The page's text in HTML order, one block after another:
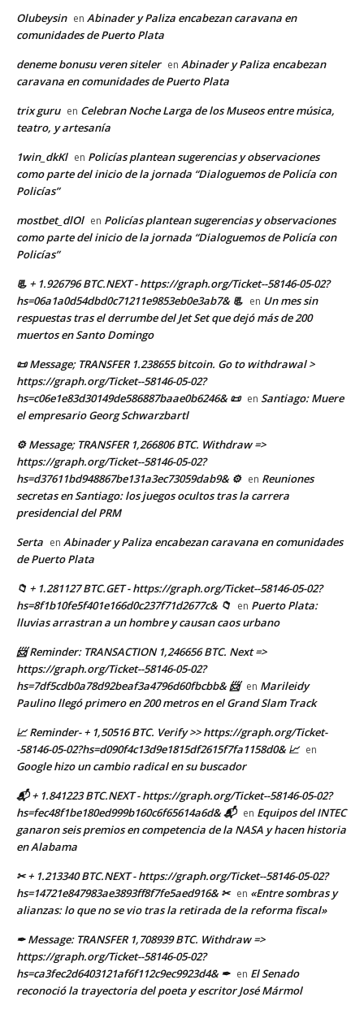
Olubeysin en Abinader y Paliza encabezan caravana en
comunidades de Puerto Plata
deneme bonusu veren siteler en Abinader y Paliza encabezan
caravana en comunidades de Puerto Plata
trix guru en Celebran Noche Larga de los Museos entre música,
teatro, y artesanía
1win_dkKl en Policías plantean sugerencias y observaciones
como parte del inicio de la jornada “Dialoguemos de Policía con
Policías”
mostbet_dlOl en Policías plantean sugerencias y observaciones
como parte del inicio de la jornada “Dialoguemos de Policía con
Policías”
📃 + 1.926796 BTC.NEXT - https://graph.org/Ticket--58146-05-02?
hs=06a1a0d54dbd0c71211e9853eb0e3ab7& 📃 en Un mes sin
respuestas tras el derrumbe del Jet Set que dejó más de 200
muertos en Santo Domingo
📜 Message; TRANSFER 1.238655 bitcoin. Go to withdrawal >
https://graph.org/Ticket--58146-05-02?
hs=c06e1e83d30149de586887baae0b6246& 📜 en Santiago: Muere
el empresario Georg Schwarzbartl
⚙ Message; TRANSFER 1,266806 BTC. Withdraw =>
https://graph.org/Ticket--58146-05-02?
hs=d37611bd948867be131a3ec73059dab9& ⚙ en Reuniones
secretas en Santiago: los juegos ocultos tras la carrera
presidencial del PRM
Serta en Abinader y Paliza encabezan caravana en comunidades
de Puerto Plata
📁 + 1.281127 BTC.GET - https://graph.org/Ticket--58146-05-02?
hs=8f1b10fe5f401e166d0c237f71d2677c& 📁 en Puerto Plata:
lluvias arrastran a un hombre y causan caos urbano
📨 Reminder: TRANSACTION 1,246656 BTC. Next =>
https://graph.org/Ticket--58146-05-02?
hs=7df5cdb0a78d92beaf3a4796d60fbcbb& 📨 en Marileidy
Paulino llegó primero en 200 metros en el Grand Slam Track
📈 Reminder- + 1,50516 BTC. Verify >> https://graph.org/Ticket-
-58146-05-02?hs=d090f4c13d9e1815df2615f7fa1158d0& 📈 en
Google hizo un cambio radical en su buscador
📬 + 1.841223 BTC.NEXT - https://graph.org/Ticket--58146-05-02?
hs=fec48f1be180ed999b160c6f65614a6d& 📬 en Equipos del INTEC
ganaron seis premios en competencia de la NASA y hacen historia
en Alabama
✂ + 1.213340 BTC.NEXT - https://graph.org/Ticket--58146-05-02?
hs=14721e847983ae3893ff8f7fe5aed916& ✂ en «Entre sombras y
alianzas: lo que no se vio tras la retirada de la reforma fiscal»
✒ Message: TRANSFER 1,708939 BTC. Withdraw =>
https://graph.org/Ticket--58146-05-02?
hs=ca3fec2d6403121af6f112c9ec9923d4& ✒ en El Senado
reconoció la trayectoria del poeta y escritor José Mármol